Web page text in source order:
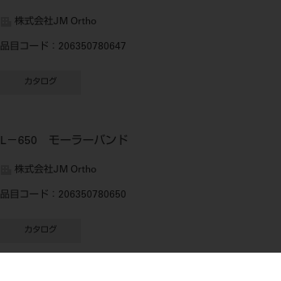
株式会社JM Ortho
品目コード ：206350780647
カタログ
L－650 モーラーバンド
株式会社JM Ortho
品目コード ：206350780650
カタログ